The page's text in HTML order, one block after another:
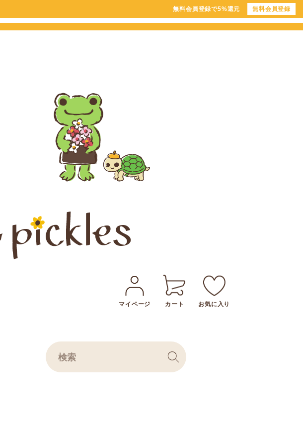
無料会員登録で5%還元 無料会員登録
マイページ カート お気に入り